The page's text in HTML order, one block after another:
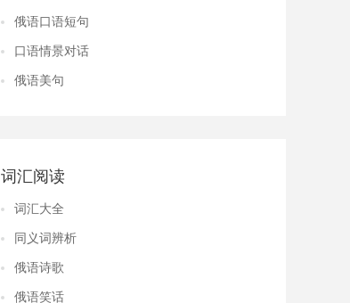
俄语口语短句
口语情景对话
俄语美句
词汇阅读
词汇大全
同义词辨析
俄语诗歌
俄语笑话